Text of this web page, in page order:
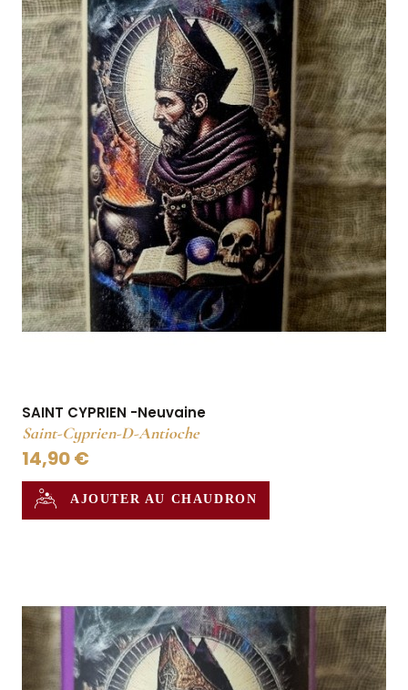
SAINT CYPRIEN -Neuvaine
Saint-Cyprien-D-Antioche
14,90 €
AJOUTER AU CHAUDRON